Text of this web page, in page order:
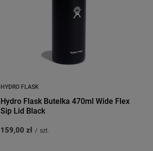
HYDRO FLASK
Hydro Flask Butelka 470ml Wide Flex
Sip Lid Black
159,00 zł / szt.